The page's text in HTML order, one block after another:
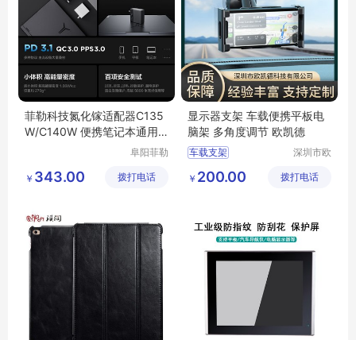
菲勒科技氮化镓适配器C135
W/C140W 便携笔记本通用
阜阳菲勒
公司
￥ 343.00 拨打电话
显示器支架 车载便携平板电
脑架 多角度调节 欧凯德
车载支架
工控电脑支架
深圳市欧
有限公司
￥ 200.00 拨打电话